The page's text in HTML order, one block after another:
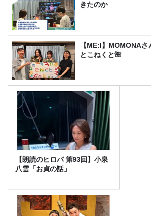
きたのか
【ME:I】MOMONA
とこねくと🌺
【朗読のヒロバ 第93回】小泉
八雲「お貞の話」